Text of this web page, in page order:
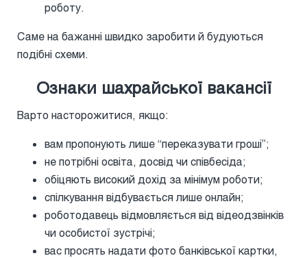
роботу.
Саме на бажанні швидко заробити й будуються
подібні схеми.
Ознаки шахрайської вакансії
Варто насторожитися, якщо:
вам пропонують лише “переказувати гроші”;
не потрібні освіта, досвід чи співбесіда;
обіцяють високий дохід за мінімум роботи;
спілкування відбувається лише онлайн;
роботодавець відмовляється від відеодзвінків
чи особистої зустрічі;
вас просять надати фото банківської картки,